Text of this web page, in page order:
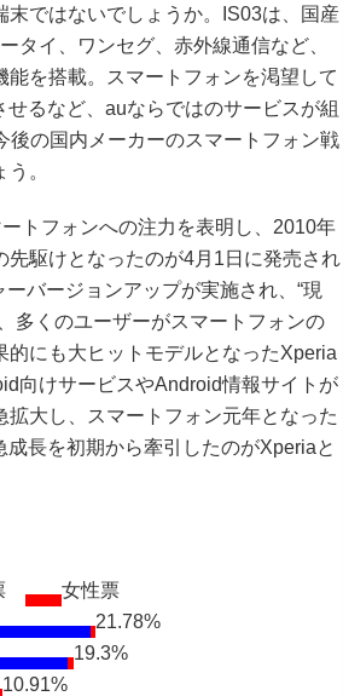
末ではないでしょうか。IS03は、国産
タイ、ワンセグ、赤外線通信など、
を搭載。スマートフォンを渇望して
るなど、auならではのサービスが組
の国内メーカーのスマートフォン戦
。
ートフォンへの注力を表明し、2010年
駆けとなったのが4月1日に発売され
バージョンアップが実施され、“現
多くのユーザーがスマートフォンの
にも大ヒットモデルとなったXperia
向けサービスやAndroid情報サイトが
大し、スマートフォン元年となった
長を初期から牽引したのがXperiaと
女性票
21.78%
19.3%
10.91%